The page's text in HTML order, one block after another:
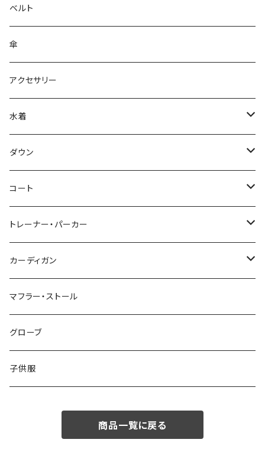
ベルト
傘
アクセサリー
水着
～44/S
46/M
48/L
50/XL～
ダウン
～44/S
46/M
48/L
50/XL～
コート
～44/S
46/M
48/L
50/XL～
トレーナー・パーカー
～44/S
46/M
48/L
50/XL～
カーディガン
～44/S
46/M
48/L
マフラー・ストール
グローブ
子供服
商品一覧に戻る